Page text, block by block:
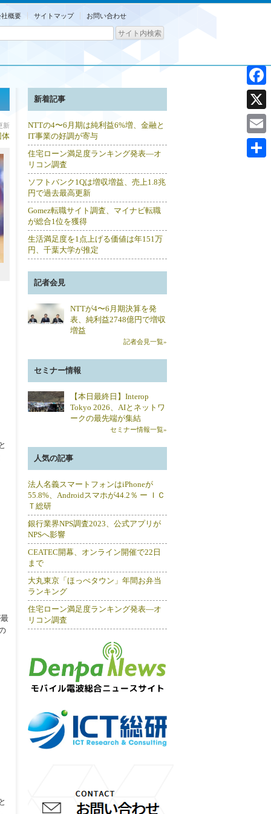
社概要 サイトマップ お問い合わせ
新
体
新着記事
NTTの4〜6月期は純利益6%増、金融と
IT事業の好調が寄与
住宅ローン満足度ランキング発表―オ
リコン調査
ソフトバンク1Qは増収増益、売上1.8兆
円で過去最高更新
Gomez転職サイト調査、マイナビ転職
が総合1位を獲得
生活満足度を1点上げる価値は年151万
円、千葉大学が推定
記者会見
NTTが4〜6月期決算を発
表、純利益2748億円で増収
増益
記者会見一覧»
セミナー情報
【本日最終日】Interop
Tokyo 2026、AIとネットワ
ークの最先端が集結
セミナー情報一覧»
人気の記事
法人名義スマートフォンはiPhoneが
55.8%、Androidスマホが44.2％ ー ＩＣ
Ｔ総研
銀行業界NPS調査2023、公式アプリが
NPSへ影響
CEATEC開幕、オンライン開催で22日
まで
大丸東京「ほっぺタウン」年間お弁当
ランキング
住宅ローン満足度ランキング発表―オ
リコン調査
X
Email